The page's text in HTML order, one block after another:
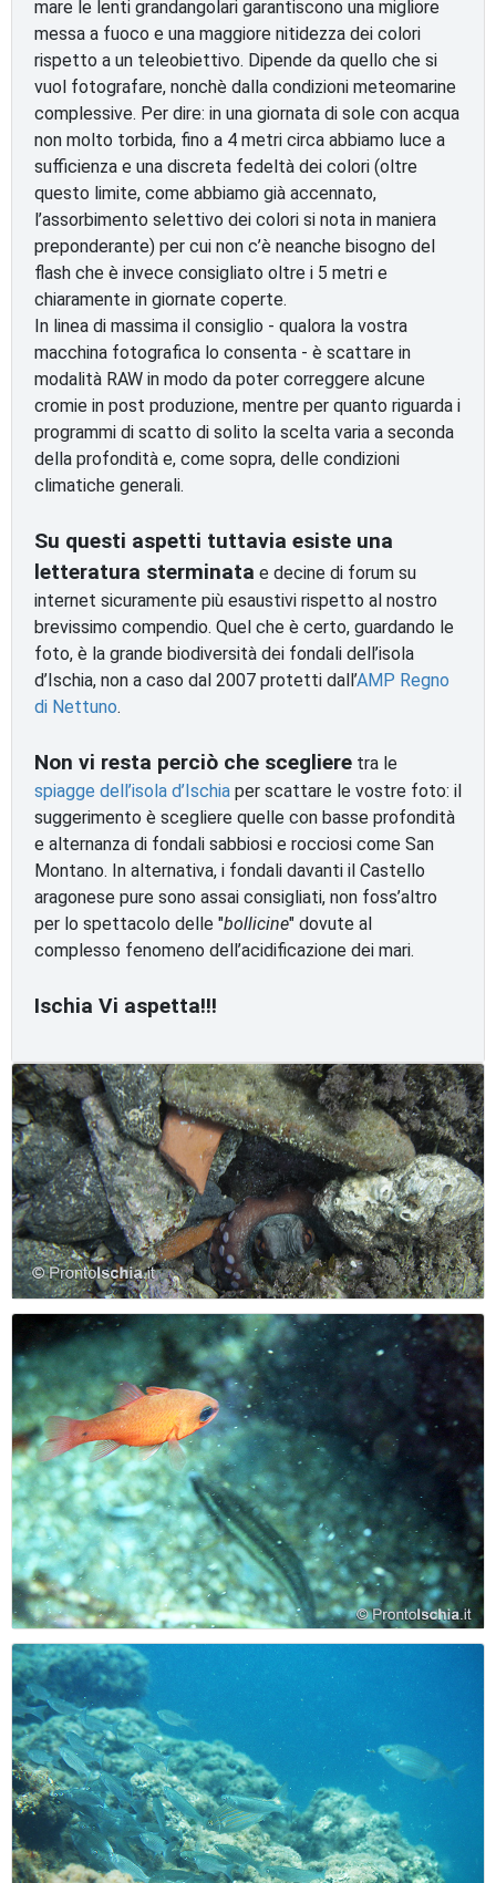
mare le lenti grandangolari garantiscono una migliore
messa a fuoco e una maggiore nitidezza dei colori
rispetto a un teleobiettivo. Dipende da quello che si
vuol fotografare, nonchè dalla condizioni meteomarine
complessive. Per dire: in una giornata di sole con acqua
non molto torbida, fino a 4 metri circa abbiamo luce a
sufficienza e una discreta fedeltà dei colori (oltre
questo limite, come abbiamo già accennato,
l’assorbimento selettivo dei colori si nota in maniera
preponderante) per cui non c’è neanche bisogno del
flash che è invece consigliato oltre i 5 metri e
chiaramente in giornate coperte.
In linea di massima il consiglio - qualora la vostra
macchina fotografica lo consenta - è scattare in
modalità RAW in modo da poter correggere alcune
cromie in post produzione, mentre per quanto riguarda i
programmi di scatto di solito la scelta varia a seconda
della profondità e, come sopra, delle condizioni
climatiche generali.
Su questi aspetti tuttavia esiste una
letteratura sterminata e decine di forum su
internet sicuramente più esaustivi rispetto al nostro
brevissimo compendio. Quel che è certo, guardando le
foto, è la grande biodiversità dei fondali dell’isola
d’Ischia, non a caso dal 2007 protetti dall’AMP Regno
di Nettuno.
Non vi resta perciò che scegliere tra le
spiagge dell’isola d’Ischia per scattare le vostre foto: il
suggerimento è scegliere quelle con basse profondità
e alternanza di fondali sabbiosi e rocciosi come San
Montano. In alternativa, i fondali davanti il Castello
aragonese pure sono assai consigliati, non foss’altro
per lo spettacolo delle "bollicine" dovute al
complesso fenomeno dell’acidificazione dei mari.
Ischia Vi aspetta!!!